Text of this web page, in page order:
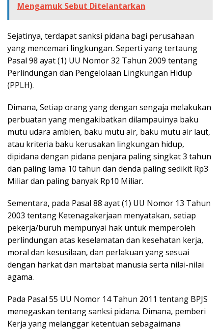
Mengamuk Sebut Ditelantarkan
Sejatinya, terdapat sanksi pidana bagi perusahaan
yang mencemari lingkungan. Seperti yang tertaung
Pasal 98 ayat (1) UU Nomor 32 Tahun 2009 tentang
Perlindungan dan Pengelolaan Lingkungan Hidup
(PPLH).
Dimana, Setiap orang yang dengan sengaja melakukan
perbuatan yang mengakibatkan dilampauinya baku
mutu udara ambien, baku mutu air, baku mutu air laut,
atau kriteria baku kerusakan lingkungan hidup,
dipidana dengan pidana penjara paling singkat 3 tahun
dan paling lama 10 tahun dan denda paling sedikit Rp3
Miliar dan paling banyak Rp10 Miliar.
Sementara, pada Pasal 88 ayat (1) UU Nomor 13 Tahun
2003 tentang Ketenagakerjaan menyatakan, setiap
pekerja/buruh mempunyai hak untuk memperoleh
perlindungan atas keselamatan dan kesehatan kerja,
moral dan kesusilaan, dan perlakuan yang sesuai
dengan harkat dan martabat manusia serta nilai-nilai
agama.
Pada Pasal 55 UU Nomor 14 Tahun 2011 tentang BPJS
menegaskan tentang sanksi pidana. Dimana, pemberi
Kerja yang melanggar ketentuan sebagaimana